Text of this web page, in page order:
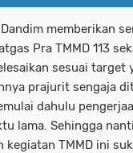
memberikan
Pra TMMD 113
sesuai target
prajurit sengaja
dahulu
lama. Sehingga
kegiatan TMMD ini